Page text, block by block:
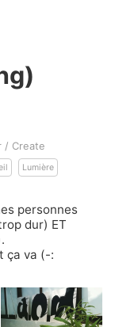
/ Create
Lumière
personnes
dur) ET
ça va (-: